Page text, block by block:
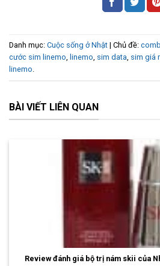
Danh mục: Cuộc sống ở Nhật | Chủ đề:
cước sim linemo
linemo sim data sim giá
linemo
BÀI VIẾT LIÊN QUAN
Review đánh giá bộ trị nám skii của